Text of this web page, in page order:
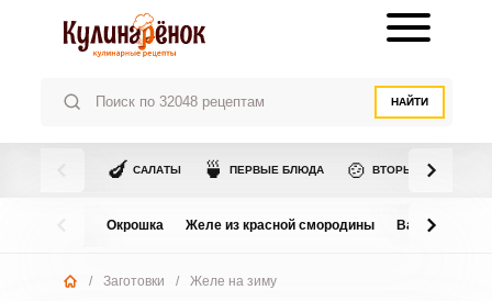
НАЙТИ
🍆 САЛАТЫ 🍵 ПЕРВЫЕ БЛЮДА 🍲 ВТОРЫЕ БЛЮДА
Окрошка Желе из красной смородины Варенье из
/ Заготовки / Желе на зиму